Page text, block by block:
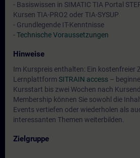
- Basiswissen in SIMATIC TIA Portal
Kursen TIA-PRO2 oder TIA-SYSUP
- Grundlegende IT-Kenntnisse
-Technische Voraussetzungen
Hinweise
Im Kurspreis enthalten: Ein kostenfreier
Lernplattform SITRAIN access –
Kursstart bis zwei Wochen nach
Membership können Sie sowohl die
Events vertiefen oder wiederholen als
interessanten Themen weiterbilden.
Zielgruppe